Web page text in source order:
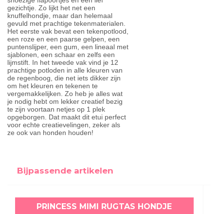
gezichtje. Zo lijkt het net een
knuffelhondje, maar dan helemaal
gevuld met prachtige tekenmaterialen.
Het eerste vak bevat een tekenpotlood,
een roze en een paarse gelpen, een
puntenslijper, een gum, een lineaal met
sjablonen, een schaar en zelfs een
lijmstift. In het tweede vak vind je 12
prachtige potloden in alle kleuren van
de regenboog, die net iets dikker zijn
om het kleuren en tekenen te
vergemakkelijken. Zo heb je alles wat
je nodig hebt om lekker creatief bezig
te zijn voortaan netjes op 1 plek
opgeborgen. Dat maakt dit etui perfect
voor echte creatievelingen, zeker als
ze ook van honden houden!
Bijpassende artikelen
PRINCESS MIMI RUGTAS HONDJE